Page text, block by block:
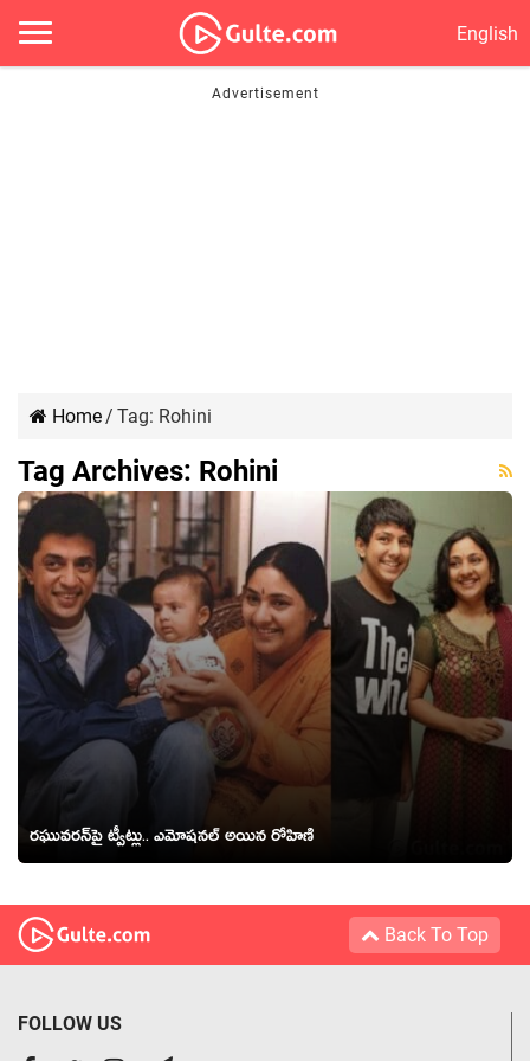
English
Home/ Tag: Rohini
Tag Archives: Rohini
రఘువరన్‌పై ట్వీట్లు.. ఎమోషనల్ అయిన రోహిణి
Back To Top
FOLLOW US